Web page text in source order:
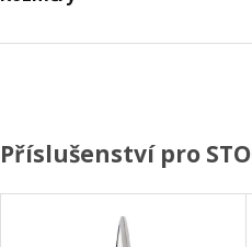
Příslušenství pro